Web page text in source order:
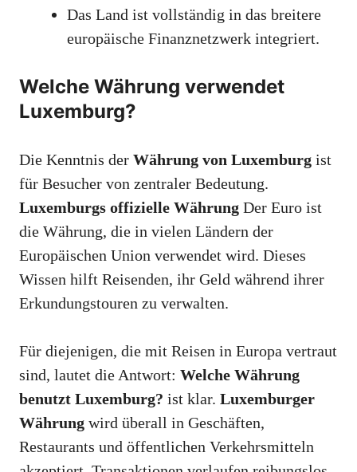
Das Land ist vollständig in das breitere
europäische Finanznetzwerk integriert.
Welche Währung verwendet
Luxemburg?
Die Kenntnis der Währung von Luxemburg ist
für Besucher von zentraler Bedeutung.
Luxemburgs offizielle Währung Der Euro ist
die Währung, die in vielen Ländern der
Europäischen Union verwendet wird. Dieses
Wissen hilft Reisenden, ihr Geld während ihrer
Erkundungstouren zu verwalten.
Für diejenigen, die mit Reisen in Europa vertraut
sind, lautet die Antwort: Welche Währung
benutzt Luxemburg? ist klar. Luxemburger
Währung wird überall in Geschäften,
Restaurants und öffentlichen Verkehrsmitteln